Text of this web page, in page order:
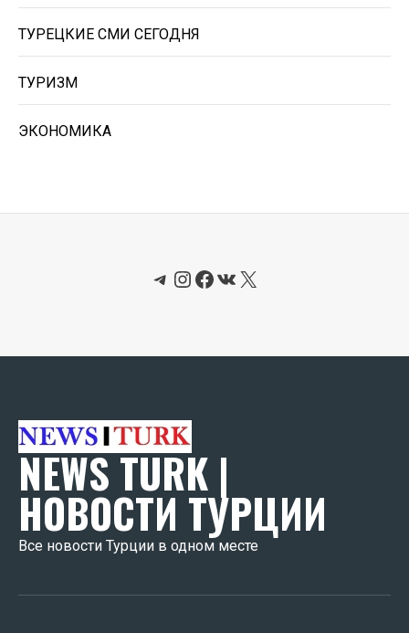
ТУРЕЦКИЕ СМИ СЕГОДНЯ
ТУРИЗМ
ЭКОНОМИКА
Telegram
Instagram
Facebook
ВКонтакте
X
NEWS TURK |
НОВОСТИ ТУРЦИИ
Все новости Турции в одном месте